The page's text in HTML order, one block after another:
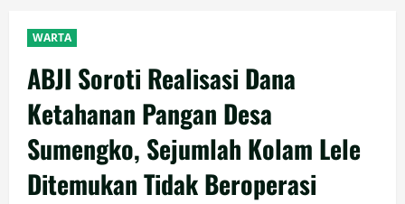
WARTA
ABJI Soroti Realisasi Dana
Ketahanan Pangan Desa
Sumengko, Sejumlah Kolam Lele
Ditemukan Tidak Beroperasi